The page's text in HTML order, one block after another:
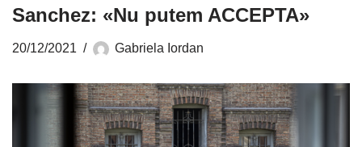
Sanchez: «Nu putem ACCEPTA»
20/12/2021 Gabriela Iordan